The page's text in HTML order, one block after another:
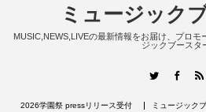
ミュージック
MUSIC,NEWS,LIVEの最新情報をお届け、プロ
ジックブースタ
Twitter
2026学園祭 pressリリース受付 ミュージック